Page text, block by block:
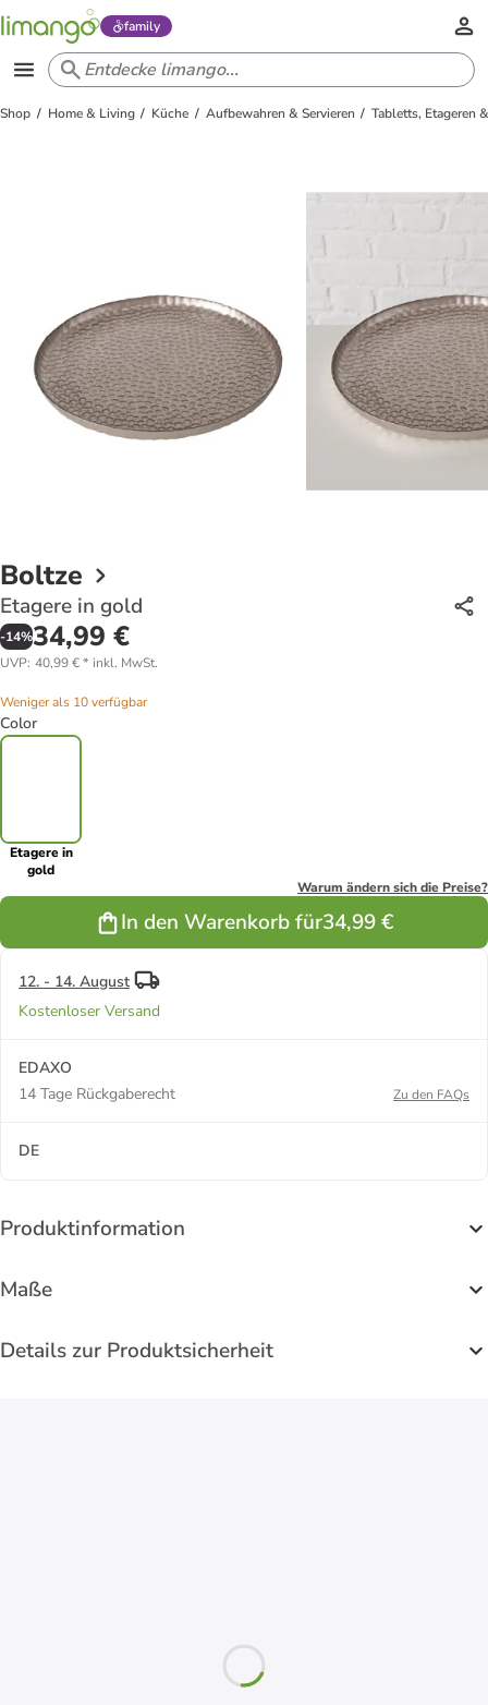
family
Shop Home & Living Küche Aufbewahren & Servieren Tabletts, Etageren
Boltze
Etagere in gold
-14%34,99 €
UVP: 40,99 €* inkl. MwSt.
Weniger als 10 verfügbar
Color
Etagere in
gold
Warum ändern sich die Preise?
In den Warenkorb für34,99 €
12. - 14. August
Kostenloser Versand
EDAXO
14 Tage Rückgaberecht
Zu den FAQs
DE
Produktinformation
Maße
Details zur Produktsicherheit